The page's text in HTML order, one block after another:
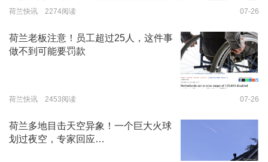
荷兰快讯 2274阅读 07-26
荷兰老板注意！员工超过25人，这件事
做不到可能要罚款
荷兰快讯 2453阅读 07-26
荷兰多地目击天空异象！一个巨大火球
划过夜空，专家回应…